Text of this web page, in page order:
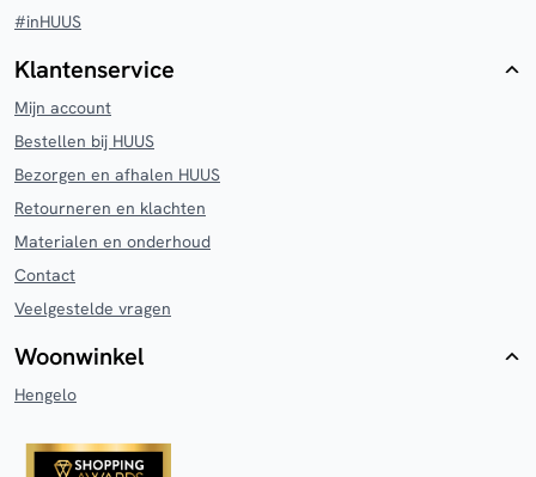
#inHUUS
Klantenservice
Mijn account
Bestellen bij HUUS
Bezorgen en afhalen HUUS
Retourneren en klachten
Materialen en onderhoud
Contact
Veelgestelde vragen
Woonwinkel
Hengelo